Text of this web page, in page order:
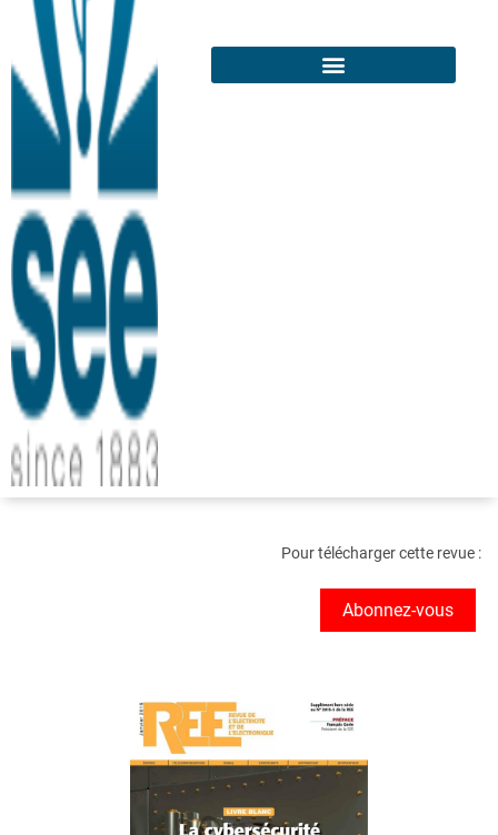
Pour télécharger cette revue :
Abonnez-vous